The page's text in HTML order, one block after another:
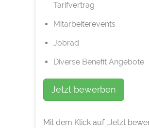
Tarifvertrag
Mitarbeiterevents
Jobrad
Diverse Benefit Angebote
Jetzt bewerben
Mit dem Klick auf „Jetzt